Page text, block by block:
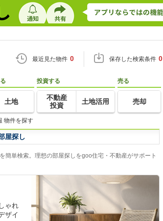
最近見た物件 0 保存した検索条件 0
土地
投資する
不動産
投資
土地活用
売る
売却
物件を探す
屋探し
簡単検索。理想の部屋探しをgoo住宅・不動産がサポート
ゃれ
ザイ